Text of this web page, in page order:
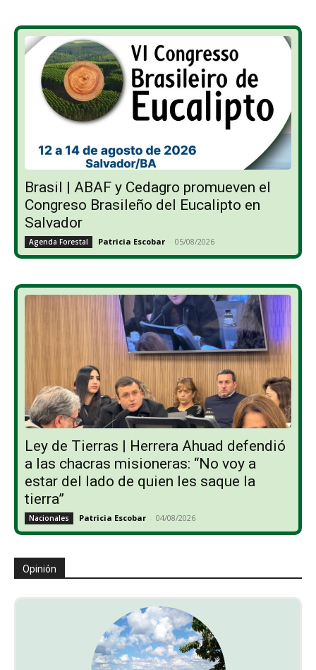
Brasil | ABAF y Cedagro promueven el
Congreso Brasileño del Eucalipto en
Salvador
Agenda Forestal Patricia Escobar - 05/08/2026
Ley de Tierras | Herrera Ahuad defendió
a las chacras misioneras: “No voy a
estar del lado de quien les saque la
tierra”
Nacionales Patricia Escobar - 04/08/2026
Opinión